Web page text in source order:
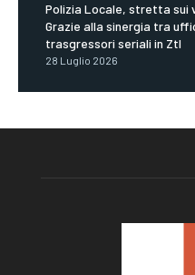
Polizia Locale, stretta sui
Grazie alla sinergia tra
trasgressori seriali in Ztl
28 Luglio 2026